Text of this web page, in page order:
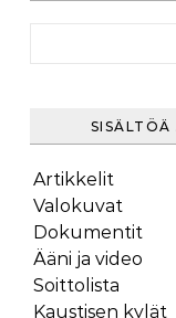
SISÄLTÖÄ
Artikkelit
Valokuvat
Dokumentit
Ääni ja video
Soittolista
Kaustisen kylät